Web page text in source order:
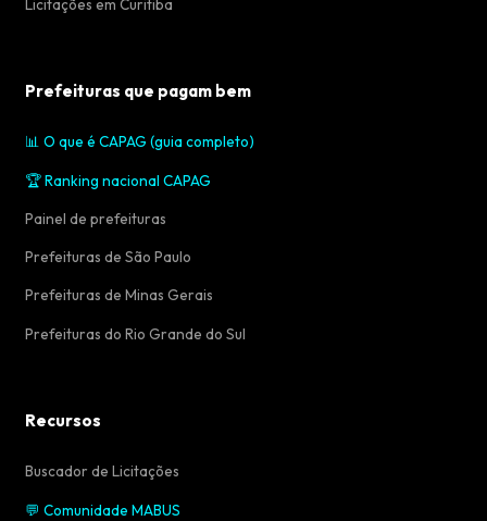
Prefeituras que pagam bem
📊 O que é CAPAG (guia completo)
🏆 Ranking nacional CAPAG
Painel de prefeituras
Prefeituras de São Paulo
Prefeituras de Minas Gerais
Prefeituras do Rio Grande do Sul
Recursos
Buscador de Licitações
💬 Comunidade MABUS